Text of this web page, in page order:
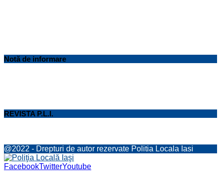
Notă de informare
REVISTA P.L.I.
@2022 - Drepturi de autor rezervate Politia Locala Iasi
FacebookTwitterYoutube